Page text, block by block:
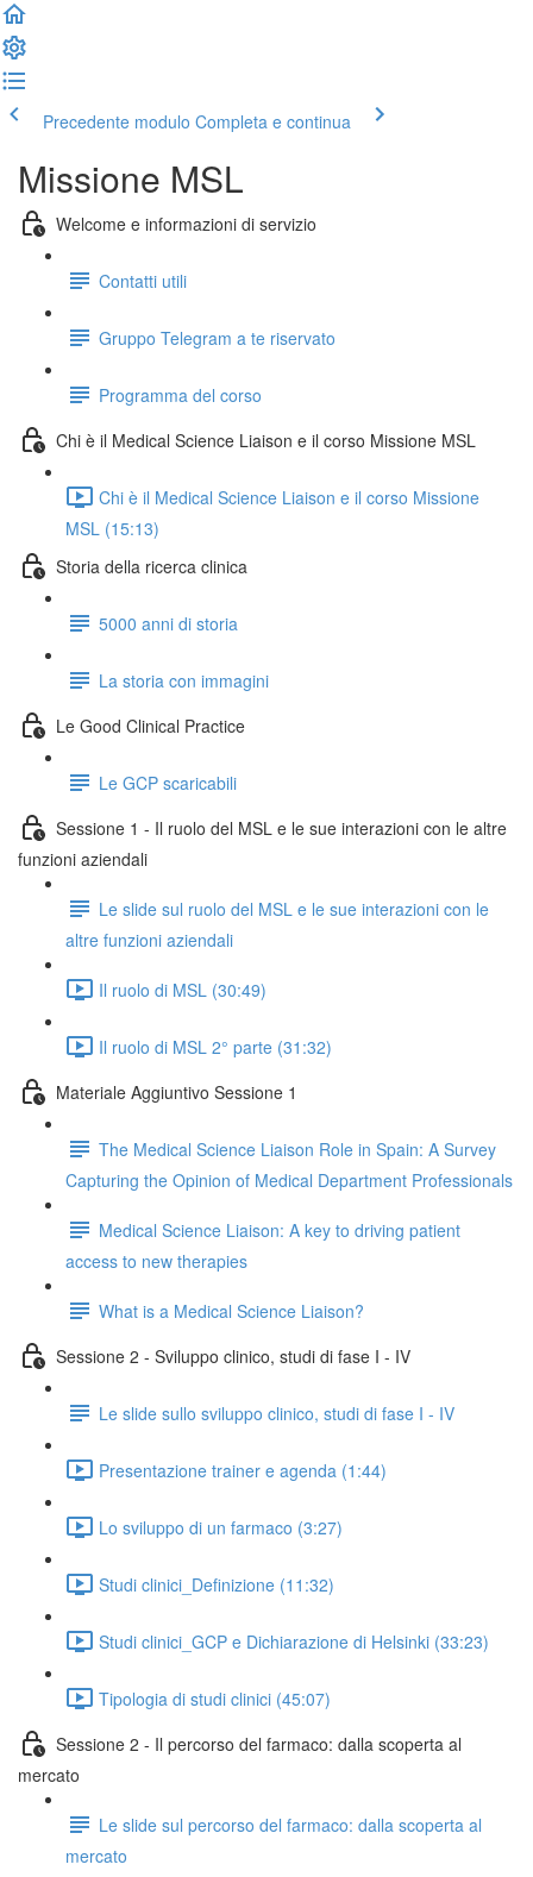
Precedente modulo Completa e continua
Missione MSL
Welcome e informazioni di servizio
Contatti utili
Gruppo Telegram a te riservato
Programma del corso
Chi è il Medical Science Liaison e il corso Missione MSL
Chi è il Medical Science Liaison e il corso Missione
MSL (15:13)
Storia della ricerca clinica
5000 anni di storia
La storia con immagini
Le Good Clinical Practice
Le GCP scaricabili
Sessione 1 - Il ruolo del MSL e le sue interazioni con le altre
funzioni aziendali
Le slide sul ruolo del MSL e le sue interazioni con le
altre funzioni aziendali
Il ruolo di MSL (30:49)
Il ruolo di MSL 2° parte (31:32)
Materiale Aggiuntivo Sessione 1
The Medical Science Liaison Role in Spain: A Survey
Capturing the Opinion of Medical Department Professionals
Medical Science Liaison: A key to driving patient
access to new therapies
What is a Medical Science Liaison?
Sessione 2 - Sviluppo clinico, studi di fase I - IV
Le slide sullo sviluppo clinico, studi di fase I - IV
Presentazione trainer e agenda (1:44)
Lo sviluppo di un farmaco (3:27)
Studi clinici_Definizione (11:32)
Studi clinici_GCP e Dichiarazione di Helsinki (33:23)
Tipologia di studi clinici (45:07)
Sessione 2 - Il percorso del farmaco: dalla scoperta al
mercato
Le slide sul percorso del farmaco: dalla scoperta al
mercato